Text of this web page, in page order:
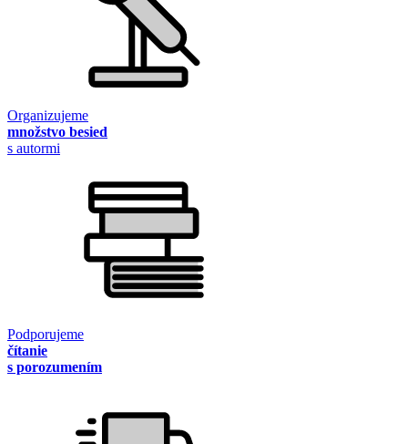
Organizujeme
množstvo besied
s autormi
Podporujeme
čítanie
s porozumením